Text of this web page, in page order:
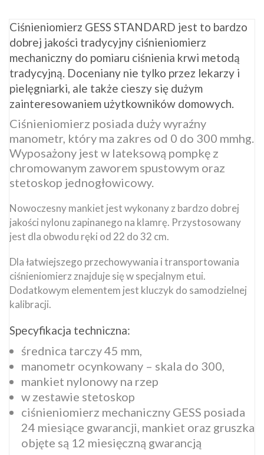
Ciśnieniomierz GESS STANDARD jest to bardzo
dobrej jakości tradycyjny ciśnieniomierz
mechaniczny do pomiaru ciśnienia krwi metodą
tradycyjną. Doceniany nie tylko przez lekarzy i
pielęgniarki, ale także cieszy się dużym
zainteresowaniem użytkowników domowych.
Ciśnieniomierz posiada duży wyraźny
manometr, który ma zakres od 0 do 300 mmhg.
Wyposażony jest w lateksową pompkę z
chromowanym zaworem spustowym oraz
stetoskop jednogłowicowy.
Nowoczesny mankiet jest wykonany z bardzo dobrej
jakości nylonu zapinanego na klamrę. Przystosowany
jest dla obwodu ręki od 22 do 32 cm.
Dla łatwiejszego przechowywania i transportowania
ciśnieniomierz znajduje się w specjalnym etui.
Dodatkowym elementem jest kluczyk do samodzielnej
kalibracji.
Specyfikacja techniczna:
średnica tarczy 45 mm,
manometr ocynkowany – skala do 300,
mankiet nylonowy na rzep
w zestawie stetoskop
ciśnieniomierz mechaniczny GESS posiada
24 miesiące gwarancji, mankiet oraz gruszka
objęte są 12 miesięczną gwarancją